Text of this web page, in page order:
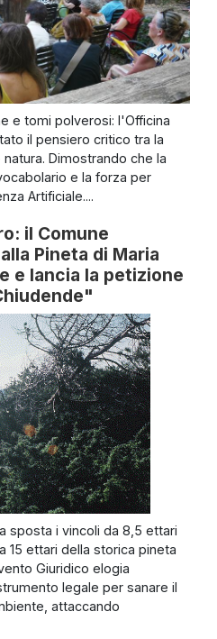
e tomi polverosi: l'Officina
il pensiero critico tra la
Dimostrando che la
e la forza per
Artificiale....
il Comune
Pineta di Maria
e lancia la petizione
sposta i vincoli da 8,5 ettari
15 ettari della storica pineta
Giuridico elogia
legale per sanare il
attaccando